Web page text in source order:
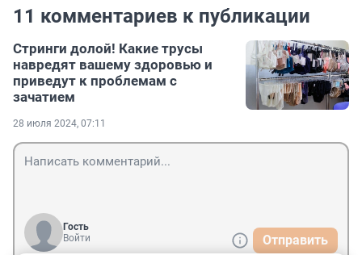
11 комментариев к публикации
Стринги долой! Какие трусы
навредят вашему здоровью и
приведут к проблемам с
зачатием
28 июля 2024, 07:11
Гость
Войти
Отправить